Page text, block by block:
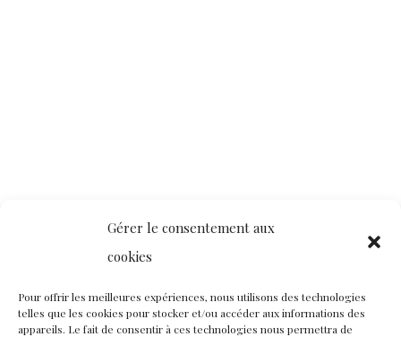
Gérer le consentement aux
cookies
Pour offrir les meilleures expériences, nous utilisons des technologies
telles que les cookies pour stocker et/ou accéder aux informations des
appareils. Le fait de consentir à ces technologies nous permettra de